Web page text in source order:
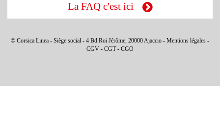
La FAQ c'est ici
© Corsica Linea - Siège social - 4 Bd Roi Jérôme, 20000 Ajaccio - Mentions légales -
CGV - CGT- CGO